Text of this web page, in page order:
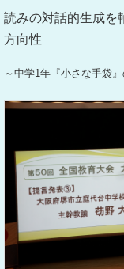
読みの対話的生成を
方向性
～中学1年『小さな手袋